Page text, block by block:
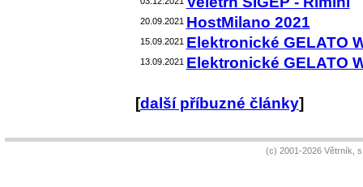
20.09.2021 HostMilano 2021
15.09.2021 Elektronické GELATO
13.09.2021 Elektronické GELATO
[další příbuzné články]
(c) 2001-2026 Větrník,